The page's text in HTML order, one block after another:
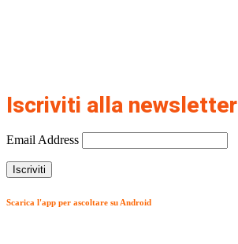
Iscriviti alla newsletter
Email Address
Scarica l'app per ascoltare su Android